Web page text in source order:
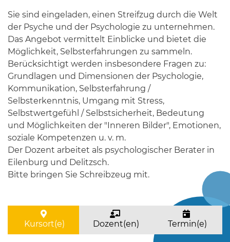
Sie sind eingeladen, einen Streifzug durch die Welt
der Psyche und der Psychologie zu unternehmen.
Das Angebot vermittelt Einblicke und bietet die
Möglichkeit, Selbsterfahrungen zu sammeln.
Berücksichtigt werden insbesondere Fragen zu:
Grundlagen und Dimensionen der Psychologie,
Kommunikation, Selbsterfahrung /
Selbsterkenntnis, Umgang mit Stress,
Selbstwertgefühl / Selbstsicherheit, Bedeutung
und Möglichkeiten der "Inneren Bilder", Emotionen,
soziale Kompetenzen u. v. m.
Der Dozent arbeitet als psychologischer Berater in
Eilenburg und Delitzsch.
Bitte bringen Sie Schreibzeug mit.
Kursort(e) Dozent(en) Termin(e)